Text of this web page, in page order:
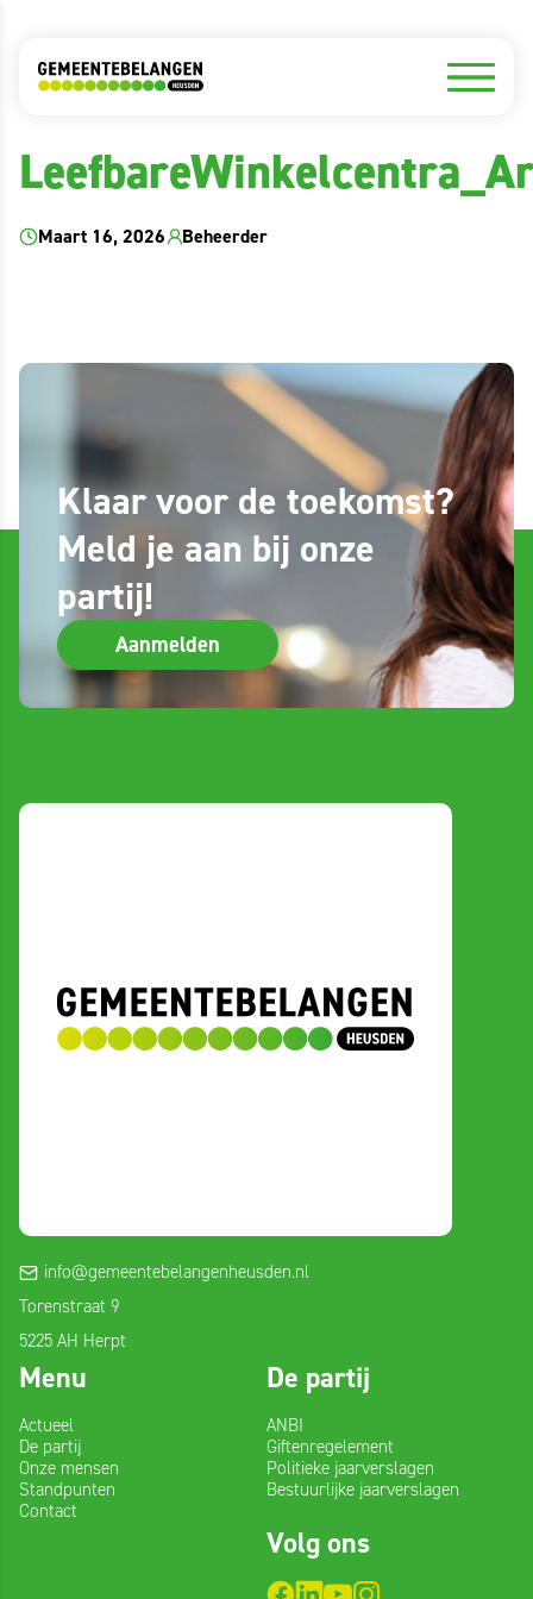
Video's
Maart 16, 2026 Beheerder
Klaar voor de toekomst?
Meld je aan bij onze
partij!
Aanmelden
info@gemeentebelangenheusden.nl
Torenstraat 9
5225 AH Herpt
Menu
Actueel
De partij
Onze mensen
Standpunten
Contact
De partij
ANBI
Giftenregelement
Politieke jaarverslagen
Bestuurlijke jaarverslagen
Volg ons